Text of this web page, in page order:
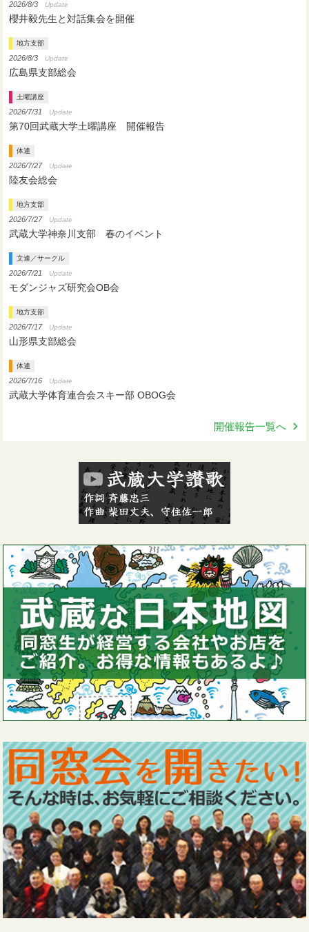
2026/8/3 Update
櫻井毅先生と対話集会を開催
地方支部
2026/8/3 Update
広島県支部総会
土曜講座
2026/7/31 Update
第70回武蔵大学土曜講座 開催報告
体連
2026/7/27 Update
陸友会総会
地方支部
2026/7/27 Update
武蔵大学神奈川支部 春のイベント
文連／サークル
2026/7/21 Update
モダンジャズ研究会OB会
地方支部
2026/7/17 Update
山形県支部総会
体連
2026/7/16 Update
武蔵大学体育連合会スキー部 OBOG会
開催報告一覧へ